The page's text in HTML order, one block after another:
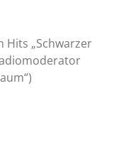
Hits „Schwarzer